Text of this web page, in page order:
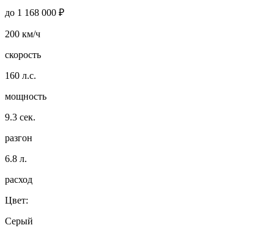
до 1 168 000 ₽
200 км/ч
скорость
160 л.с.
мощность
9.3 сек.
разгон
6.8 л.
расход
Цвет:
Серый